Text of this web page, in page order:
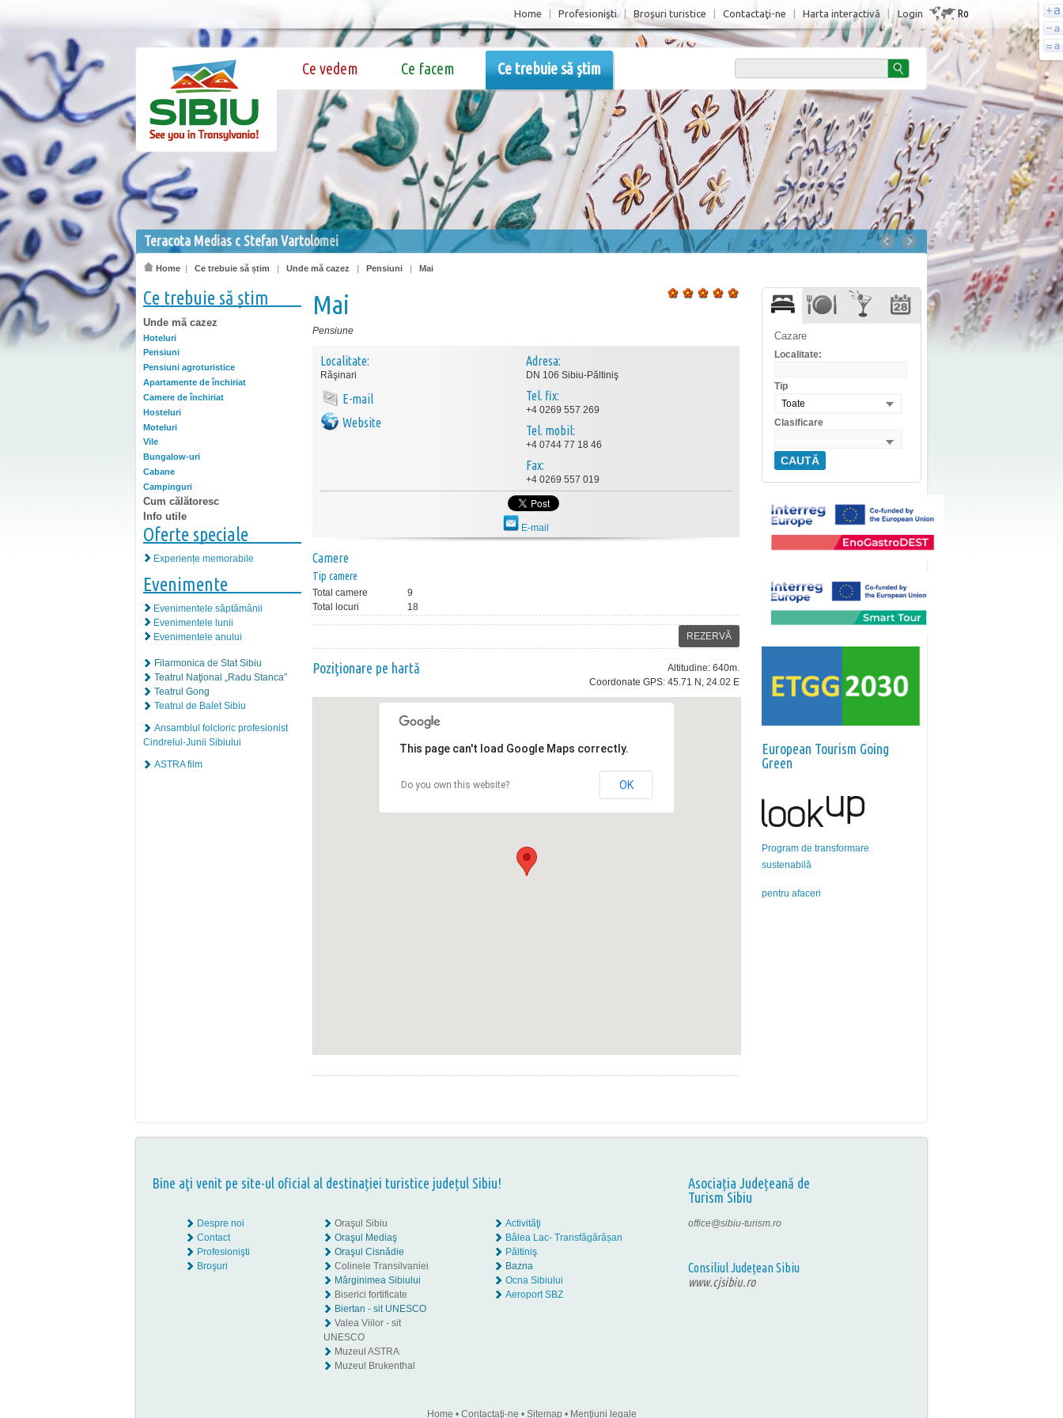
Login Ro
Home Profesionişti Broşuri turistice Contactaţi-ne Harta interactivă
Ce vedem Ce facem Ce trebuie să știm
Teracota Medias c Stefan Vartolomei
Home | Ce trebuie să știm | Unde mă cazez | Pensiuni | Mai
Ce trebuie să știm
Unde mă cazez
Hoteluri
Pensiuni
Pensiuni agroturistice
Apartamente de închiriat
Camere de închiriat
Hosteluri
Moteluri
Vile
Bungalow-uri
Cabane
Campinguri
Cum călătoresc
Info utile
Oferte speciale
Experiențe memorabile
Evenimente
Evenimentele săptămânii
Evenimentele lunii
Evenimentele anului
Filarmonica de Stat Sibiu
Teatrul Naţional „Radu Stanca”
Teatrul Gong
Teatrul de Balet Sibiu
Ansamblul folcloric profesionist
Cindrelul-Junii Sibiului
ASTRA film
Mai
Pensiune
Localitate:
Răşinari
E-mail
Website
Adresa:
DN 106 Sibiu-Păltiniş
Tel. fix:
+4 0269 557 269
Tel. mobil:
+4 0744 77 18 46
Fax:
+4 0269 557 019
E-mail
Camere
Tip camere
Total camere
9
Total locuri
18
REZERVĂ
Altitudine: 640m.
Coordonate GPS: 45.71 N, 24.02 E
Poziţionare pe hartă
This page can't load Google Maps correctly.
Do you own this website? OK
Cazare
Localitate:
Tip
Toate
Clasificare
CAUTĂ
European Tourism Going
Green
Program de transformare
sustenabilă
pentru afaceri
Bine aţi venit pe site-ul oficial al destinației turistice județul Sibiu!
Asociația Județeană de
Turism Sibiu
Despre noi
Contact
Profesionişti
Broşuri
Oraşul Sibiu
Oraşul Mediaş
Oraşul Cisnădie
Colinele Transilvaniei
Mărginimea Sibiului
Biserici fortificate
Biertan - sit UNESCO
Valea Viilor - sit
UNESCO
Muzeul ASTRA
Muzeul Brukenthal
Activităţi
Bâlea Lac- Transfăgărășan
Păltiniş
Bazna
Ocna Sibiului
Aeroport SBZ
office@sibiu-turism.ro
Consiliul Județean Sibiu
www.cjsibiu.ro
Home • Contactaţi-ne • Sitemap • Menţiuni legale